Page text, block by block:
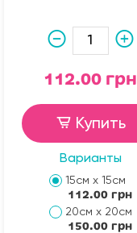
112.00 грн
Купить
Варианты
15см х 15см
112.00 грн
20см х 20см
150.00 грн